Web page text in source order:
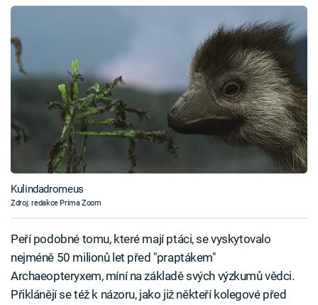
Kulindadromeus
Zdroj: redakce Prima Zoom
Peří podobné tomu, které mají ptáci, se vyskytovalo
nejméně 50 milionů let před "praptákem"
Archaeopteryxem, míní na základě svých výzkumů vědci.
Přiklánějí se též k názoru, jako již někteří kolegové před